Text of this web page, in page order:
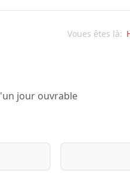
Voues êtes là:
jour ouvrable